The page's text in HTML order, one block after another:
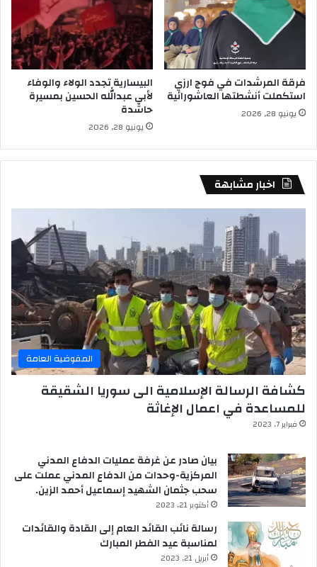
فرقة المرشدات في فوج ارزي
استكملت أنشطتها العاشورائية
يونيو 28, 2026
البيسارية تجدد الولاء والوفاء
لأبي عبدالله الحسين بمسيرة
حاشدة
يونيو 28, 2026
اخبار مشابهة
المفوضية العامة
كشافة الرسالة الإسلامية الى سوريا الشقيقة
للمساعدة في اعمال الإغاثة
فبراير 7, 2023
بيان صادر عن غرفة عمليات الدفاع المدني
المركزية-وحدات من الدفاع المدني عملت على
سحب جثمان الشهيد إسماعيل أحمد الزين.
أكتوبر 21, 2023
رسالة نائب القائد العام إلى القادة والقائدات
لمناسبة عيد الفطر المبارك
أبريل 21, 2023